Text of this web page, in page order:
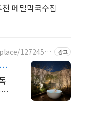
메밀막국수집
12724511
광고
,